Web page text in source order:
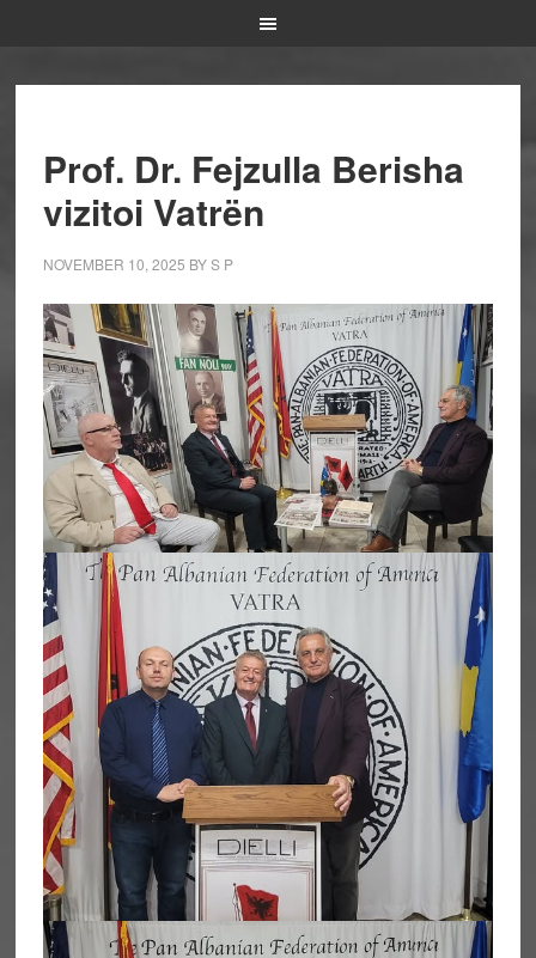
Prof. Dr. Fejzulla Berisha
vizitoi Vatrën
NOVEMBER 10, 2025 BYS P